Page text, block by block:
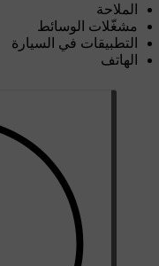
الملاحة
مشغّلات الوسائط
التطبيقات في السيارة
الهاتف